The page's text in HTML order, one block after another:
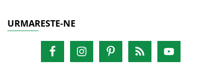
URMARESTE-NE